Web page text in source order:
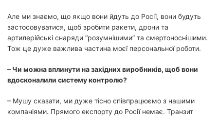
Але ми знаємо, що якщо вони йдуть до Росії, вони будуть
застосовуватися, щоб зробити ракети, дрони та
артилерійські снаряди “розумнішими” та смертоноснішими.
Тож це дуже важлива частина моєї персональної роботи.
– Чи можна вплинути на західних виробників, щоб вони
вдосконалили систему контролю?
– Мушу сказати, ми дуже тісно співпрацюємо з нашими
компаніями. Прямого експорту до Росії немає. Транзит